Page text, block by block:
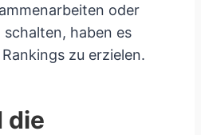
oder
schalten, haben es
zu erzielen.
die